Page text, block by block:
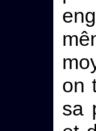
on
sa